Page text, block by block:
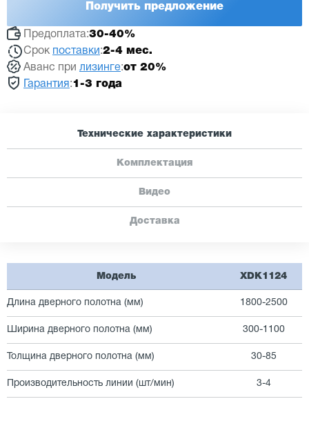
Получить предложение
Предоплата:30-40%
Срок поставки :2-4 мес.
Аванс при лизинге:от 20%
Гарантия :1-3 года
Технические характеристики
Комплектация
Видео
Доставка
Модель XDK1124
Длина дверного полотна (мм) 1800-2500
Ширина дверного полотна (мм) 300-1100
Толщина дверного полотна (мм) 30-85
Производительность линии (шт/мин) 3-4